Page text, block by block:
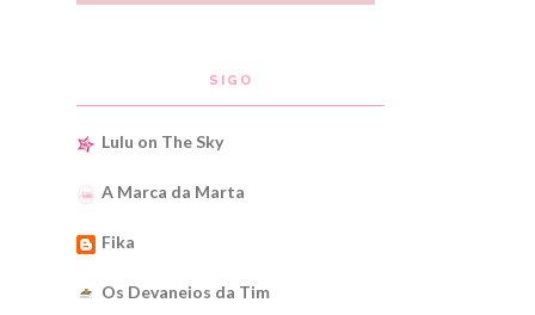
SIGO
Lulu on The Sky
A Marca da Marta
Fika
Os Devaneios da Tim